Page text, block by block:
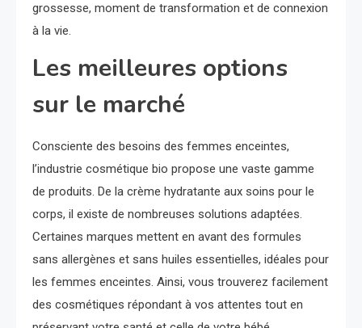
grossesse, moment de transformation et de connexion
à la vie.
Les meilleures options
sur le marché
Consciente des besoins des femmes enceintes,
l’industrie cosmétique bio propose une vaste gamme
de produits. De la crème hydratante aux soins pour le
corps, il existe de nombreuses solutions adaptées.
Certaines marques mettent en avant des formules
sans allergènes et sans huiles essentielles, idéales pour
les femmes enceintes. Ainsi, vous trouverez facilement
des cosmétiques répondant à vos attentes tout en